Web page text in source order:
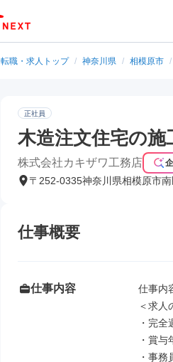
転職・求人トップ / 神奈川県 / 相模原市 /
正社員
木造注文住宅の施
株式会社カキザワ工務店
〒252-0335神奈川県相模原市
仕事概要
仕事内容
仕事内
＜求人
・完
・賞与
・事